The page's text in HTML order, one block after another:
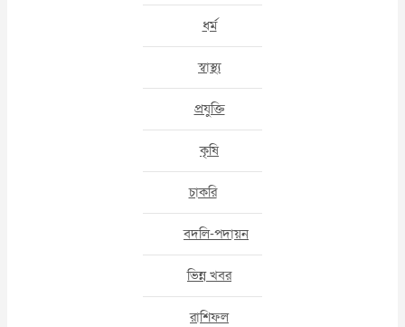
ধর্ম
স্বাস্থ্য
প্রযুক্তি
কৃষি
চাকরি
বদলি-পদায়ন
ভিন্ন খবর
রাশিফল